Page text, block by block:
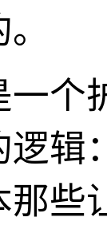
一个
逻
些